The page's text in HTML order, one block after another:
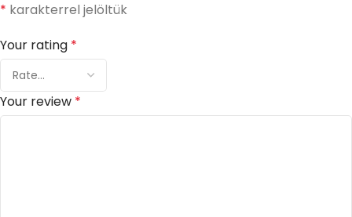
* karakterrel jelöltük
Your rating *
Your review *